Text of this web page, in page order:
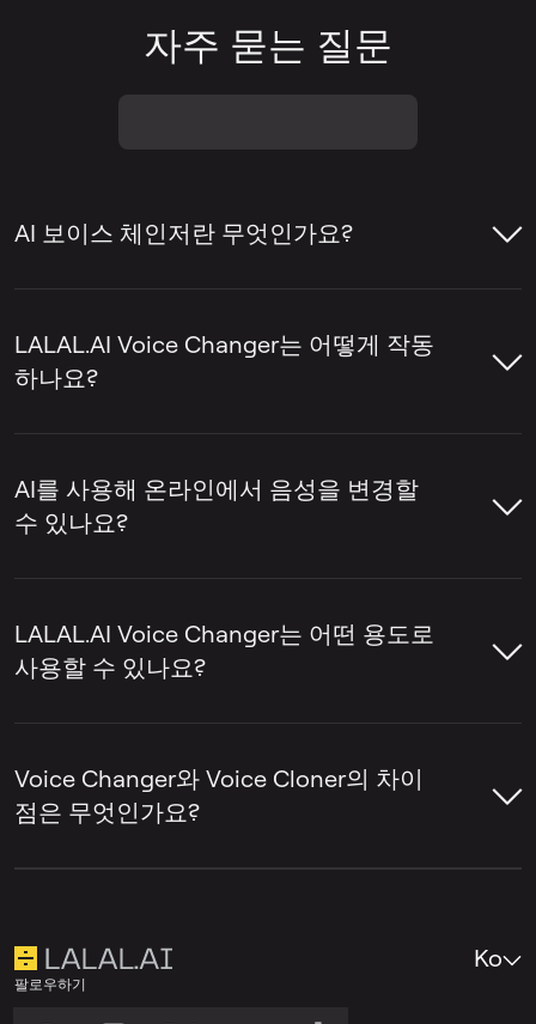
자주 묻는 질문
AI 보이스 체인저란 무엇인가요?
녹음을 다른 사람의 목소리처럼 변환하는 도
구입니다. 원래의 말 내용과 발화 방식은 유지
LALAL.AI Voice Changer는 어떻게 작동
하나요?
음성을 추출한 뒤 사용자가 선택한 음성 모델
로 변환합니다. 또한
AI를 사용해 온라인에서 음성을 변경할
수 있나요?
인에서 음성 녹음을 변환할 수 있습니다. 파일
을 업로드한 후 원하는 음성 모델을 선택하고
LALAL.AI Voice Changer는 어떤 용도로
사용할 수 있나요?
음성 녹음 및 기타 오디오·비디오 콘텐츠에서
음성의 소리를 변경하고 싶을 때 사용할 수 있
은 다양한 프로젝트에 유용합니다.
Voice Changer와 Voice Cloner의 차이
점은 무엇인가요?
Voice Cloner에서는 음성 모델 자체를 생성한
후, 이후의 음성 변환 작업에 사용할 수 있습니
다.
팔로우하기
Ko